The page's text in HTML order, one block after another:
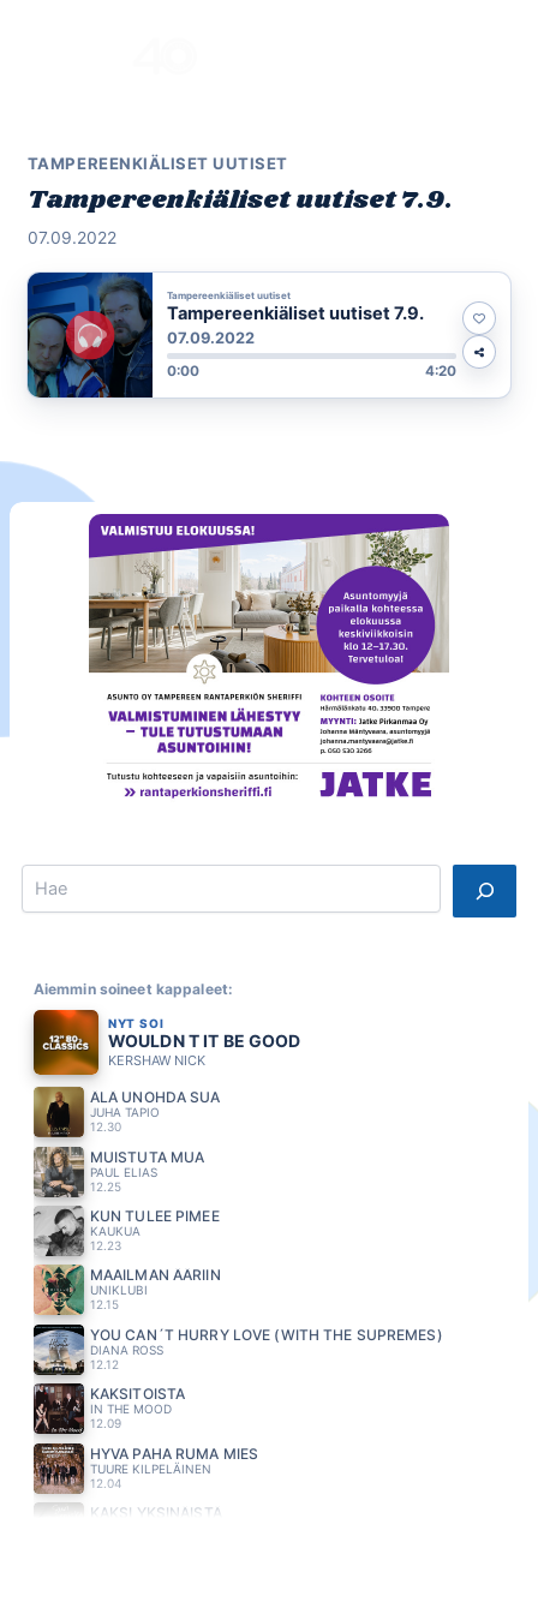
TAMPEREENKIÄLISET UUTISET
Tampereenkiäliset uutiset 7.9.
07.09.2022
Tampereenkiäliset uutiset
Tampereenkiäliset uutiset 7.9.
07.09.2022
0:00 4:20
Search
Aiemmin soineet kappaleet:
NYT SOI
WOULDN T IT BE GOOD
KERSHAW NICK
ÄLÄ UNOHDA SUA
JUHA TAPIO
12.30
MUISTUTA MUA
PAUL ELIAS
12.25
KUN TULEE PIMEE
KAUKUA
12.23
MAAILMAN ÄÄRIIN
UNIKLUBI
12.15
YOU CAN´T HURRY LOVE (WITH THE SUPREMES)
DIANA ROSS
12.12
KAKSITOISTA
IN THE MOOD
12.09
HYVA PAHA RUMA MIES
TUURE KILPELÄINEN
12.04
KAKSI YKSINÄISTÄ